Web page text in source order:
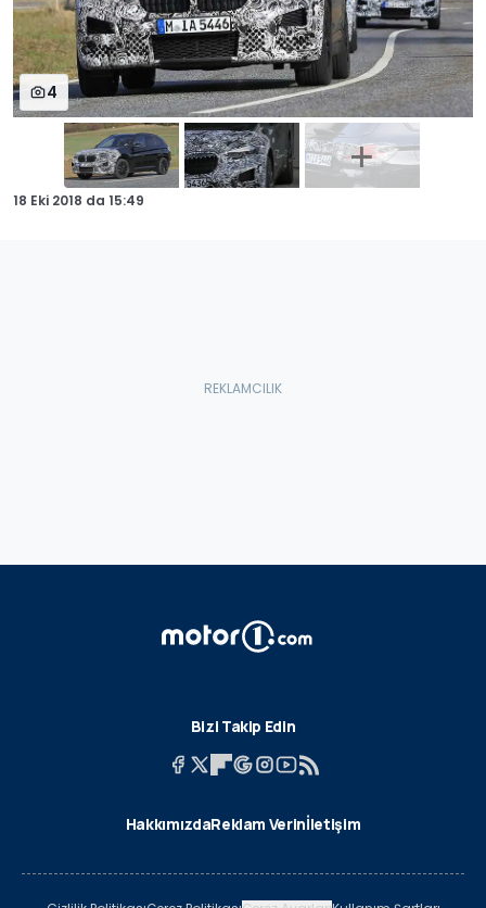
4
18 Eki 2018 da 15:49
Bizi Takip Edin
HakkımızdaReklam Verinİletişim